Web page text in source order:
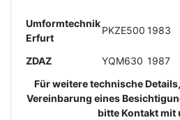
Umformtechnik
Erfurt
PKZE500 1983
ZDAZ YQM630 1987
Für weitere technische
Vereinbarung eines
bitte Kontakt mit